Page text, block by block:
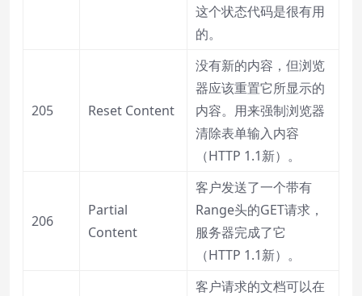
这个状态代码是很有用
的。
205 Reset Content
没有新的内容，但浏览
器应该重置它所显示的
内容。用来强制浏览器
清除表单输入内容
（HTTP 1.1新）。
206
Partial
Content
客户发送了一个带有
Range头的GET请求，
服务器完成了它
（HTTP 1.1新）。
客户请求的文档可以在